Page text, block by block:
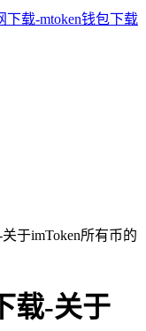
于imToken所有币的
载-关于